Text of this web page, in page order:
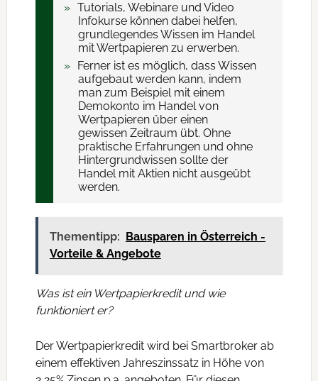
Tutorials, Webinare und Video
Infokurse können dabei helfen,
grundlegendes Wissen im Handel
mit Wertpapieren zu erwerben.
Ferner ist es möglich, dass Wissen
aufgebaut werden kann, indem
man zum Beispiel mit einem
Demokonto im Handel von
Wertpapieren über einen
gewissen Zeitraum übt. Ohne
praktische Erfahrungen und ohne
Hintergrundwissen sollte der
Handel mit Aktien nicht ausgeübt
werden.
Thementipp: Bausparen in Österreich -
Vorteile & Angebote
Was ist ein Wertpapierkredit und wie
funktioniert er?
Der Wertpapierkredit wird bei Smartbroker ab
einem effektiven Jahreszinssatz in Höhe von